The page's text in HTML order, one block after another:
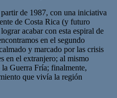
de 1987, con una iniciativa
de Costa Rica (y futuro
acabar con esta espiral de
en el segundo
y marcado por las crisis
en el extranjero; al mismo
Guerra Fría; finalmente,
que vivía la región